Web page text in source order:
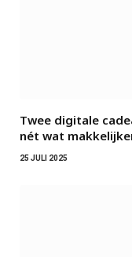
Twee digitale
nét wat
25 JULI 2025